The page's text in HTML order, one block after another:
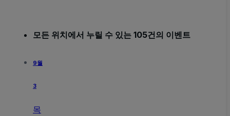
모든 위치에서 누릴 수 있는 105건의 이벤트
9월
3
목